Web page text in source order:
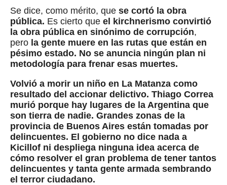
Se dice, como mérito, que se cortó la obra
pública. Es cierto que el kirchnerismo convirtió
la obra pública en sinónimo de corrupción,
pero la gente muere en las rutas que están en
pésimo estado. No se anuncia ningún plan ni
metodología para frenar esas muertes.
Volvió a morir un niño en La Matanza como
resultado del accionar delictivo. Thiago Correa
murió porque hay lugares de la Argentina que
son tierra de nadie. Grandes zonas de la
provincia de Buenos Aires están tomadas por
delincuentes. El gobierno no dice nada a
Kicillof ni despliega ninguna idea acerca de
cómo resolver el gran problema de tener tantos
delincuentes y tanta gente armada sembrando
el terror ciudadano.